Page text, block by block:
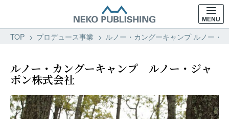
MENU
TOP プロデュース事業 ルノー・カングーキャンプ ルノー・
ルノー・カングーキャンプ ルノー・ジャ
ポン株式会社